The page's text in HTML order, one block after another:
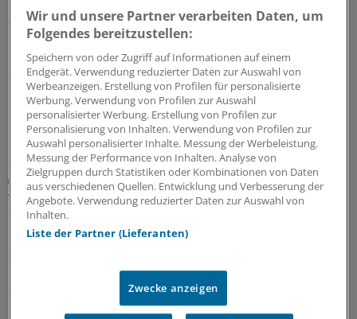
„Wir müssen die Balance zwischen Beiträgen,
Leistungsansprüchen und Ausgaben neu justieren, auch
im Sinne der Generationengerechtigkeit.“ Gehe man bei
der Beitragsbelastung über die Marke von 40 Prozent
hinaus, gebe es bei dieser Entwicklung kein Halten mehr,
befürchtet er.
LESEN SIE AUCH
„Sozialgarantie“ im Wahljahr
Wie Spahn höhere Kassenbeiträge verhindern will
Ohne Reformen müsste der Gesamtbeitragssatz zur
Prozent steigen, erklärte Professor Thiess Büttner von
der Friedrich-Alexander-Universität Erlangen-Nürnberg.
Wir und unsere Partner verarbeiten Daten, um
Folgendes bereitzustellen:
Speichern von oder Zugriff auf Informationen auf einem
Endgerät. Verwendung reduzierter Daten zur Auswahl von
Werbeanzeigen. Erstellung von Profilen für personalisierte
Werbung. Verwendung von Profilen zur Auswahl
personalisierter Werbung. Erstellung von Profilen zur
Personalisierung von Inhalten. Verwendung von Profilen zur
Auswahl personalisierter Inhalte. Messung der Werbeleistung.
Messung der Performance von Inhalten. Analyse von
Zielgruppen durch Statistiken oder Kombinationen von Daten
aus verschiedenen Quellen. Entwicklung und Verbesserung der
Angebote. Verwendung reduzierter Daten zur Auswahl von
Inhalten.
Liste der Partner (Lieferanten)
Zwecke anzeigen